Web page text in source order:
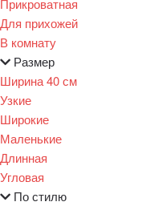
Прикроватная
Для прихожей
В комнату
Размер
Ширина 40 см
Узкие
Широкие
Маленькие
Длинная
Угловая
По стилю